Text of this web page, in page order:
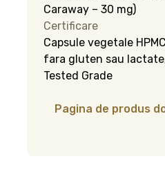
Caraway – 30 mg)
Certificare
Capsule vegetale
fara gluten sau
Tested Grade
Pagina de produs